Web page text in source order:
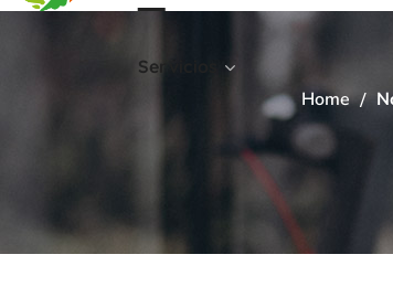
Servicios
Home